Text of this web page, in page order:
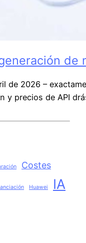
de 2026 –
y precios de API
Costes
Huawei IA